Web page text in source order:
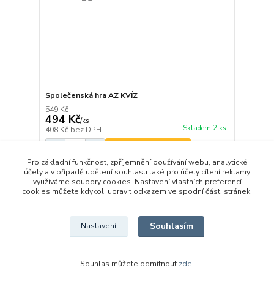
Společenská hra AZ KVÍZ
549 Kč
494 Kč/ks
408 Kč bez DPH Skladem 2 ks
TOP produkt
Pro základní funkčnost, zpříjemnění používání webu, analytické
účely a v případě udělení souhlasu také pro účely cílení reklamy
využíváme soubory cookies. Nastavení vlastních preferencí
cookies můžete kdykoli upravit odkazem ve spodní části stránek.
Nastavení Souhlasím
Souhlas můžete odmítnout zde.